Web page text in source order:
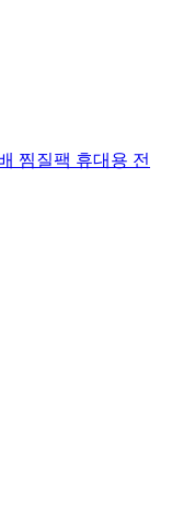
찜질팩 휴대용 전